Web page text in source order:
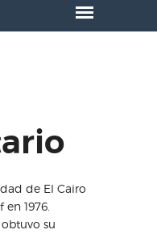
de El Cairo
1976.
su